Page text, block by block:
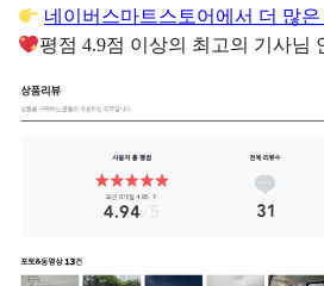
네이버스마트스토어에서 더 많
평점 4.9점 이상의 최고의 기사님